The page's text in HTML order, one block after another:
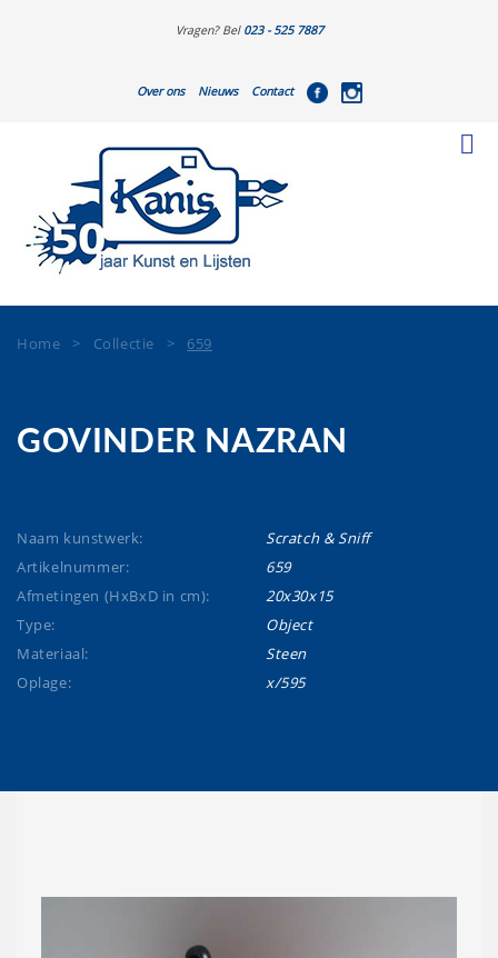
Vragen? Bel 023 - 525 7887
Over ons Nieuws Contact
Home > Collectie > 659
GOVINDER NAZRAN
Naam kunstwerk:
Scratch & Sniff
Artikelnummer:
659
Afmetingen (HxBxD in cm):
20x30x15
Type:
Object
Materiaal:
Steen
Oplage:
x/595